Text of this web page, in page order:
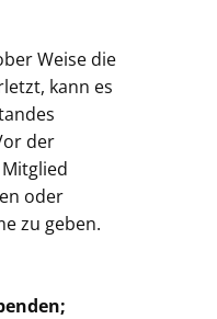
Weise die
kann es
der
oder
zu geben.